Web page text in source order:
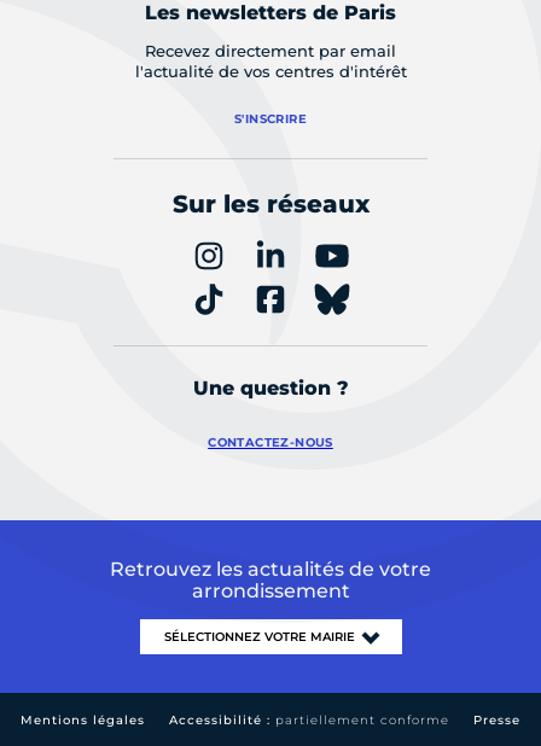
Les newsletters de Paris
Recevez directement par email
l'actualité de vos centres d'intérêt
S'INSCRIRE
Sur les réseaux
Une question ?
CONTACTEZ-NOUS
Retrouvez les actualités de votre
arrondissement
Mentions légales Accessibilité : partiellement conforme Presse